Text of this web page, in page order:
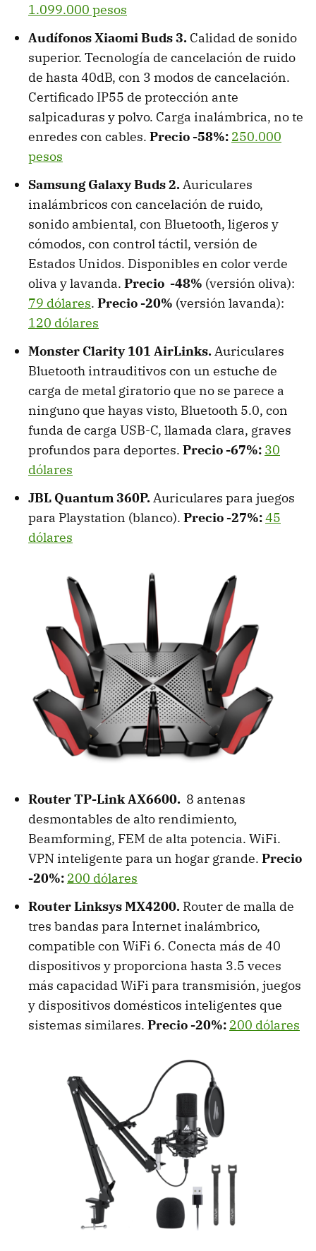
1.099.000 pesos
Audífonos Xiaomi Buds 3. Calidad de sonido
superior. Tecnología de cancelación de ruido
de hasta 40dB, con 3 modos de cancelación.
Certificado IP55 de protección ante
salpicaduras y polvo. Carga inalámbrica, no te
enredes con cables. Precio -58%: 250.000
pesos
Samsung Galaxy Buds 2.Auriculares
inalámbricos con cancelación de ruido,
sonido ambiental, con Bluetooth, ligeros y
cómodos, con control táctil, versión de
Estados Unidos. Disponibles en color verde
oliva y lavanda. Precio -48% (versión oliva):
79 dólares. Precio -20% (versión lavanda):
120 dólares
Monster Clarity 101 AirLinks.Auriculares
Bluetooth intrauditivos con un estuche de
carga de metal giratorio que no se parece a
ninguno que hayas visto, Bluetooth 5.0, con
funda de carga USB-C, llamada clara, graves
profundos para deportes. Precio -67%: 30
dólares
JBL Quantum 360P.Auriculares para juegos
para Playstation (blanco). Precio -27%:45
dólares
Router TP-Link AX6600. 8 antenas
desmontables de alto rendimiento,
Beamforming, FEM de alta potencia. WiFi.
VPN inteligente para un hogar grande. Precio
-20%: 200 dólares
Router Linksys MX4200. Router de malla de
tres bandas para Internet inalámbrico,
compatible con WiFi 6. Conecta más de 40
dispositivos y proporciona hasta 3.5 veces
más capacidad WiFi para transmisión, juegos
y dispositivos domésticos inteligentes que
sistemas similares. Precio -20%: 200 dólares